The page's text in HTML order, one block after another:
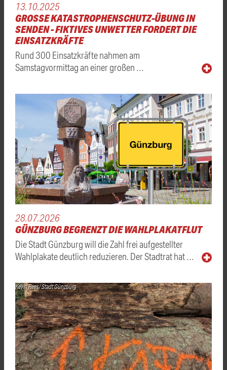
13.10.2025
GROSSE KATASTROPHENSCHUTZ-ÜBUNG IN S
ENDEN - FIKTIVES UNWETTER FORDERT DIE E
INSATZKRÄFTE
Rund 300 Einsatzkräfte nahmen am
Samstagvormittag an einer großen …
28.07.2026
GÜNZBURG BEGRENZT DIE WAHLPLAKATFLUT
Die Stadt Günzburg will die Zahl frei aufgestellter
Wahlplakate deutlich reduzieren. Der Stadtrat hat …
Kevin Rees/ Stadt Günzburg